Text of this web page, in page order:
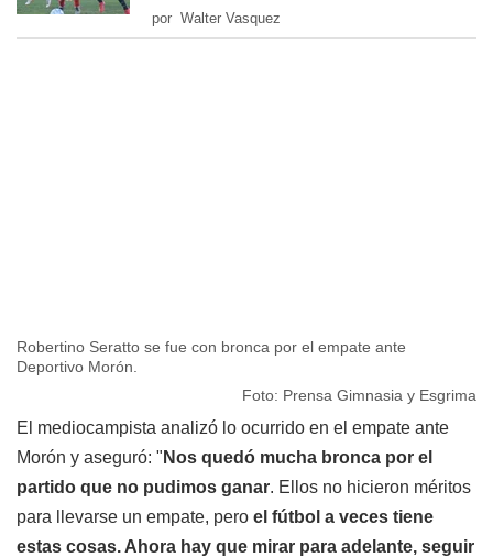
por Walter Vasquez
Robertino Seratto se fue con bronca por el empate ante
Deportivo Morón.
Foto: Prensa Gimnasia y Esgrima
El mediocampista analizó lo ocurrido en el empate ante
Morón y aseguró: " Nos quedó mucha bronca por el
partido que no pudimos ganar. Ellos no hicieron méritos
para llevarse un empate, pero el fútbol a veces tiene
estas cosas. Ahora hay que mirar para adelante, seguir